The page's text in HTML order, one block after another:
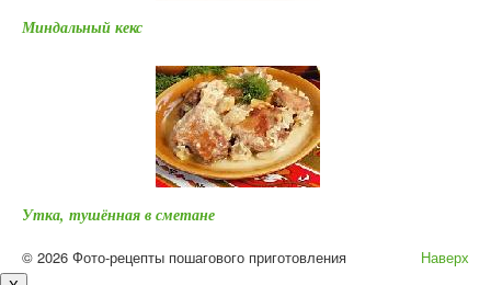
Миндальный кекс
Утка, тушённая в сметане
Наверх
© 2026 Фото-рецепты пошагового приготовления